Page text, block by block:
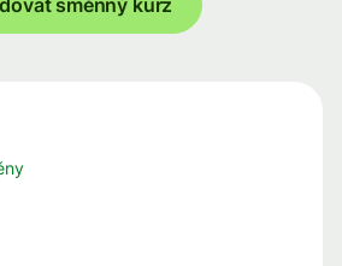
směnný kurz